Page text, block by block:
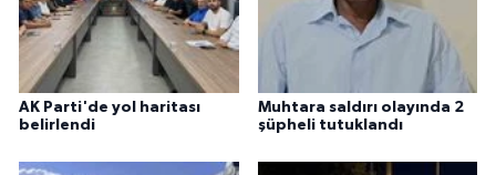
AK Parti'de yol haritası
belirlendi
Muhtara saldırı olayında 2
şüpheli tutuklandı